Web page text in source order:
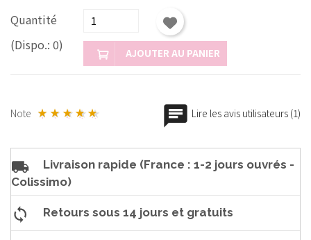
Quantité
(Dispo.: 0)
AJOUTER AU PANIER
Note Lire les avis utilisateurs (1)
Livraison rapide (France : 1-2 jours ouvrés -
Colissimo)
Retours sous 14 jours et gratuits